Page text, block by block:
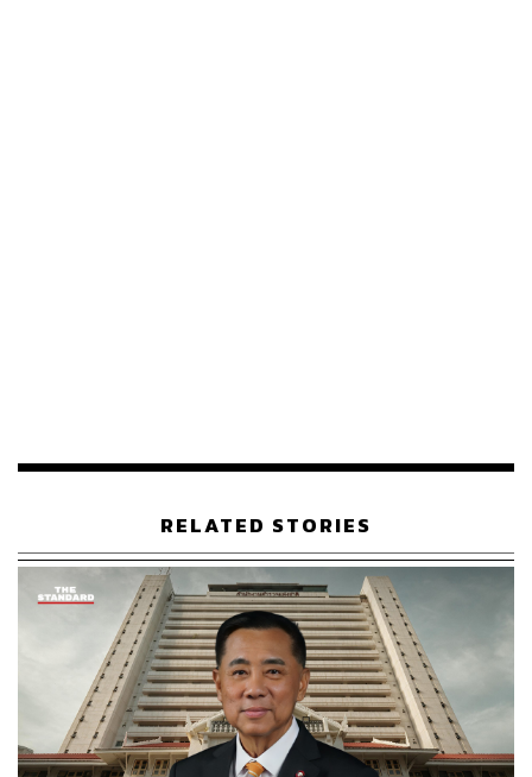
กองบรรณาธิการ THE STANDARD
ABOUT THE PHOTOGRAPHER
ศวิตา พูลเสถียร
ช่างภาพข่าว ประจำสำนักข่าว THE
STANDARD
RELATED STORIES